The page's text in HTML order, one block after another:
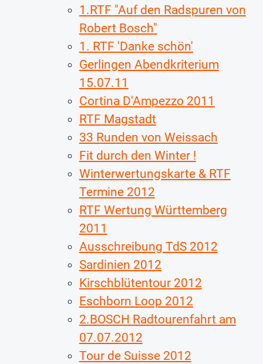
1.RTF "Auf den Radspuren von
Robert Bosch"
1. RTF 'Danke schön'
Gerlingen Abendkriterium
15.07.11
Cortina D'Ampezzo 2011
RTF Magstadt
33 Runden von Weissach
Fit durch den Winter !
Winterwertungskarte & RTF
Termine 2012
RTF Wertung Württemberg
2011
Ausschreibung TdS 2012
Sardinien 2012
Kirschblütentour 2012
Eschborn Loop 2012
2.BOSCH Radtourenfahrt am
07.07.2012
Tour de Suisse 2012